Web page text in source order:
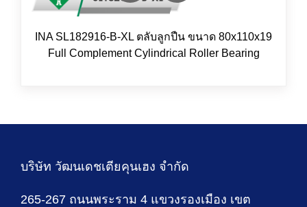
INA SL182916-B-XL ตลับลูกปืน ขนาด 80x110x19
Full Complement Cylindrical Roller Bearing
บริษัท วัฒนเดชเตียคุนเฮง จำกัด
265-267 ถนนพระราม 4 แขวงรองเมือง เขต